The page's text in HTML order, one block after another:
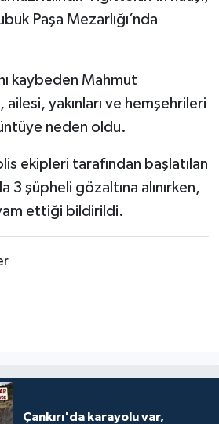
Paşa Mezarlığı’nda
kaybeden Mahmut
yakınları ve hemşehrileri
neden oldu.
ekipleri tarafından başlatılan
3 şüpheli gözaltına alınırken,
ettiği bildirildi.
Çankırı'da karayolu var,